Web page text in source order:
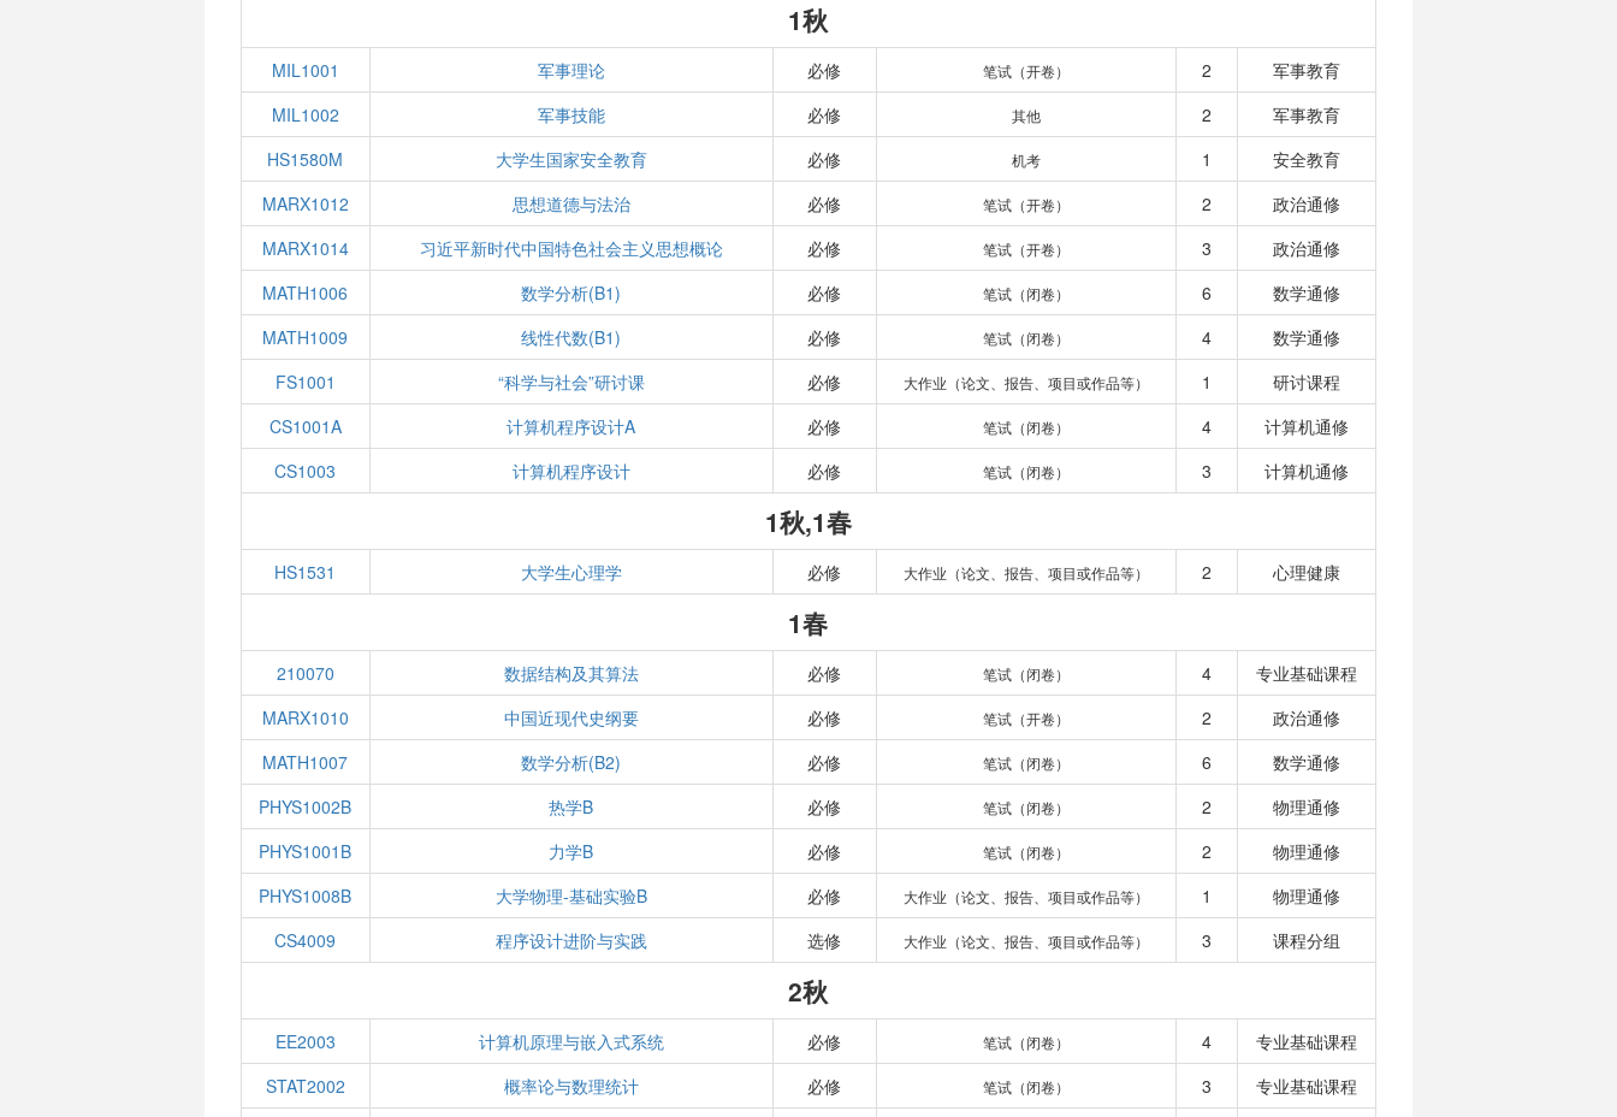
1秋
MIL1001 军事理论 必修 笔试（开卷） 2
军事教育
MIL1002
军事技能 必修 其他 2
军事教育
HS1580M
大学生国家安全教育 必修 机考 1
安全教育
MARX1012
思想道德与法治 必修 笔试（开卷） 2
政治通修
MARX1014
习近平新时代中国特色社会主义思想概论 必修 笔试（开卷） 3
政治通修
MATH1006
数学分析(B1) 必修 笔试（闭卷） 6
数学通修
MATH1009
线性代数(B1) 必修 笔试（闭卷） 4
数学通修
FS1001
“科学与社会”研讨课 必修 大作业（论文、报告、项目或作品等） 1
研讨课程
CS1001A
计算机程序设计A 必修 笔试（闭卷） 4
计算机通修
CS1003
计算机程序设计 必修 笔试（闭卷） 3 计算机通修
1秋,1春
HS1531 大学生心理学 必修 大作业（论文、报告、项目或作品等） 2 心理健康
1春
210070 数据结构及其算法 必修 笔试（闭卷） 4
专业基础课程
MARX1010
中国近现代史纲要 必修 笔试（开卷） 2
政治通修
MATH1007
数学分析(B2) 必修 笔试（闭卷） 6
数学通修
PHYS1002B
热学B 必修 笔试（闭卷） 2
物理通修
PHYS1001B
力学B 必修 笔试（闭卷） 2
物理通修
PHYS1008B
大学物理-基础实验B 必修 大作业（论文、报告、项目或作品等） 1
物理通修
CS4009
程序设计进阶与实践 选修 大作业（论文、报告、项目或作品等） 3 课程分组
2秋
EE2003 计算机原理与嵌入式系统 必修 笔试（闭卷） 4
专业基础课程
STAT2002
概率论与数理统计 必修 笔试（闭卷） 3
专业基础课程